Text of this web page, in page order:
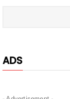
- Advertisement -